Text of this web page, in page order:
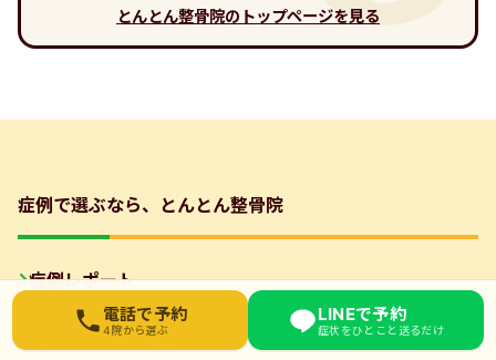
とんとん整骨院のトップページを見る
症例で選ぶなら、とんとん整骨院
症例レポート
担当スタッフ別症例
お近くの院を選んでください
東武練馬院 03-6912-3076
電話で予約
4院から選ぶ
LINEで予約
症状をひとこと送るだけ